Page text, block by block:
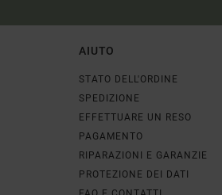
AIUTO
STATO DELL'ORDINE
SPEDIZIONE
EFFETTUARE UN RESO
PAGAMENTO
RIPARAZIONI E GARANZIE
PROTEZIONE DEI DATI